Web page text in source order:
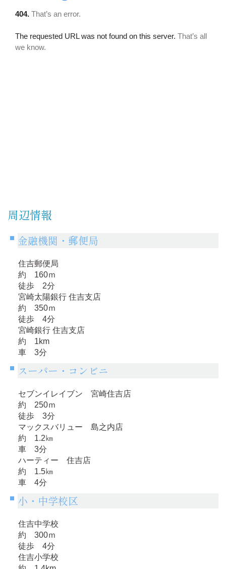
周辺情報
金融機関・郵便局
住吉郵便局
約 160ｍ
徒歩 2分
宮崎太陽銀行 住吉支店
約 350ｍ
徒歩 4分
宮崎銀行 住吉支店
約 1km
車 3分
スーパー・コンビニ
セブンイレイブン 宮崎住吉店
約 250ｍ
徒歩 3分
マックスバリュー 島之内店
約 1.2㎞
車 3分
ハーティー 住吉店
約 1.5㎞
車 4分
小・中学校区
住吉中学校
約 300ｍ
徒歩 4分
住吉小学校